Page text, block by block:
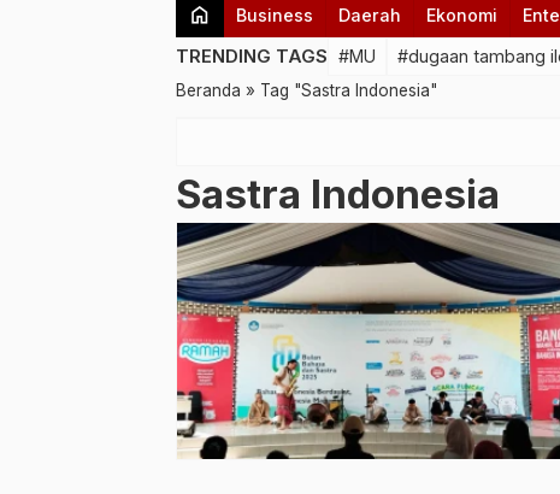
home Business Daerah Ekonomi
TRENDING TAGS #MU #dugaan tambang
Beranda » Tag "Sastra Indonesia"
Sastra Indonesia